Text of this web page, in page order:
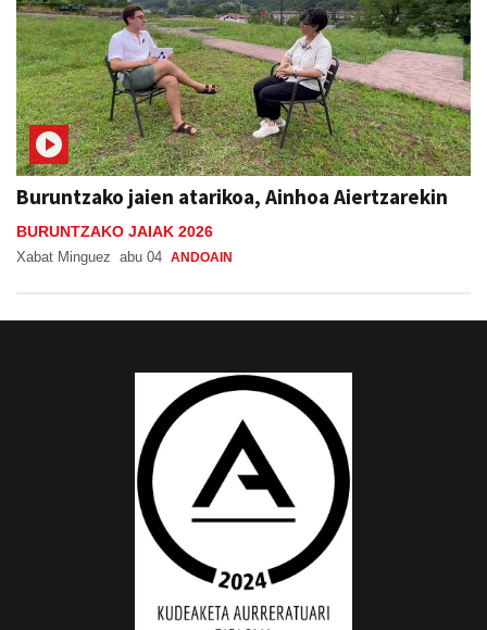
Buruntzako jaien atarikoa, Ainhoa Aiertzarekin
BURUNTZAKO JAIAK 2026
Xabat Minguez abu 04 ANDOAIN